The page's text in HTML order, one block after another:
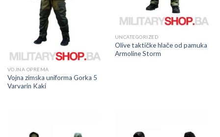
VOJNA OPREMA
Vojna zimska uniforma Gorka 5
Varvarin Kaki
UNCATEGORIZED
Olive taktičke hlače od pamuka
Armoline Storm